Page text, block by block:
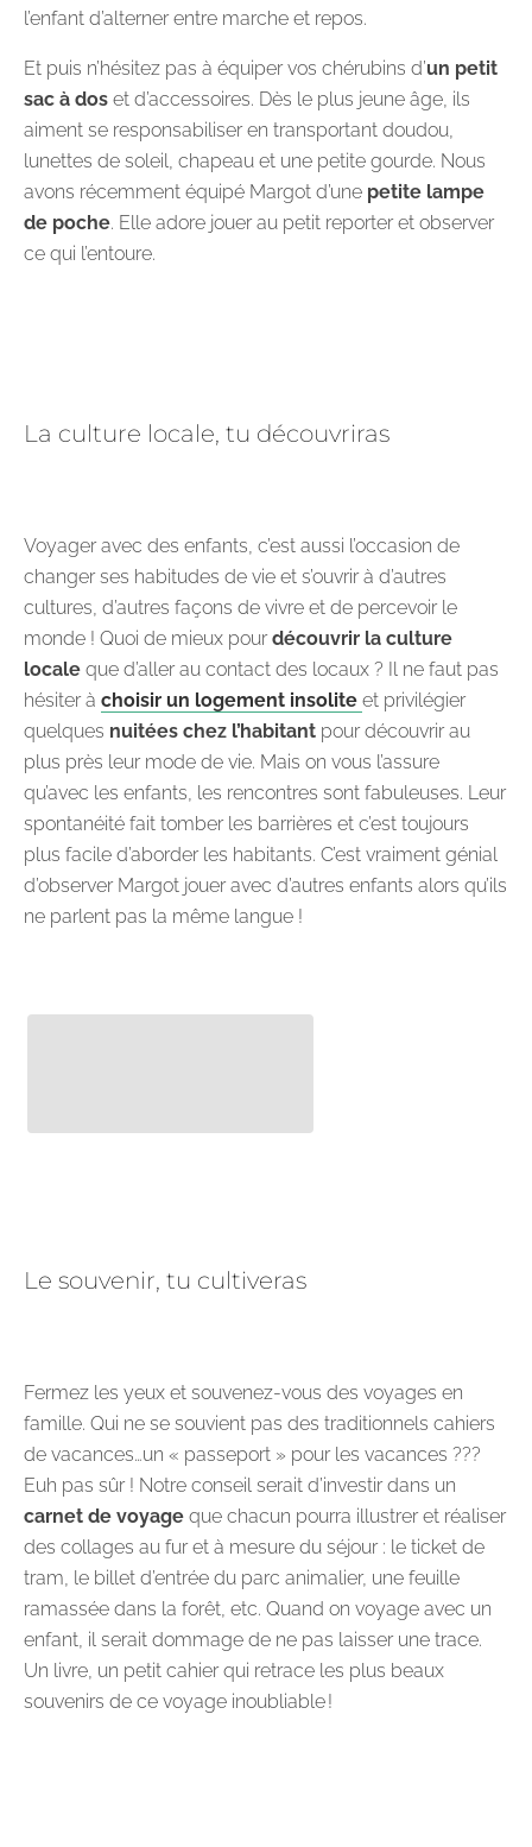
l’enfant d’alterner entre marche et repos.
Et puis n’hésitez pas à équiper vos chérubins d’un petit
sac à dos et d’accessoires. Dès le plus jeune âge, ils
aiment se responsabiliser en transportant doudou,
lunettes de soleil, chapeau et une petite gourde. Nous
avons récemment équipé Margot d’une petite lampe
de poche. Elle adore jouer au petit reporter et observer
ce qui l’entoure.
La culture locale, tu découvriras
Voyager avec des enfants, c’est aussi l’occasion de
changer ses habitudes de vie et s’ouvrir à d’autres
cultures, d’autres façons de vivre et de percevoir le
monde ! Quoi de mieux pourdécouvrir la culture
locale que d’aller au contact des locaux ? Il ne faut pas
hésiter à choisir un logement insolite et privilégier
quelques nuitées chez l’habitant pour découvrir au
plus près leur mode de vie. Mais on vous l’assure
qu’avec les enfants, les rencontres sont fabuleuses. Leur
spontanéité fait tomber les barrières et c’est toujours
plus facile d’aborder les habitants. C’est vraiment génial
d’observer Margot jouer avec d’autres enfants alors qu’ils
ne parlent pas la même langue !
Le souvenir, tu cultiveras
Fermez les yeux et souvenez-vous des voyages en
famille. Qui ne se souvient pas des traditionnels cahiers
de vacances…un « passeport » pour les vacances ???
Euh pas sûr ! Notre conseil serait d’investir dans un
carnet de voyage que chacun pourra illustrer et réaliser
des collages au fur et à mesure du séjour : le ticket de
tram, le billet d’entrée du parc animalier, une feuille
ramassée dans la forêt, etc. Quand on voyage avec un
enfant, il serait dommage de ne pas laisser une trace.
Un livre, un petit cahier qui retrace les plus beaux
souvenirs de ce voyage inoubliable !